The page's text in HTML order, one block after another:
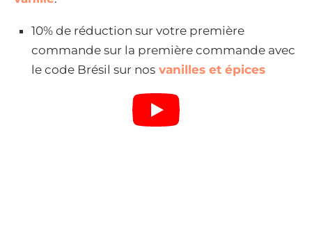
10% de réduction sur votre première
commande sur la première commande avec
le code Brésil sur nos vanilles et épices